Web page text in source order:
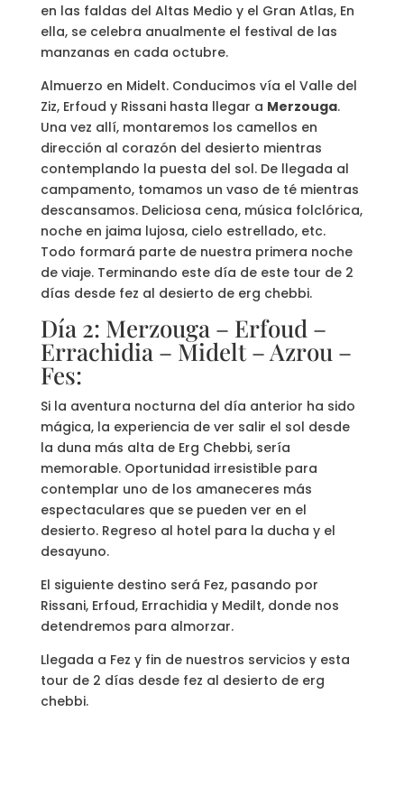
en las faldas del Altas Medio y el Gran Atlas, En
ella, se celebra anualmente el festival de las
manzanas en cada octubre.
Almuerzo en Midelt. Conducimos vía el Valle del
Ziz, Erfoud y Rissani hasta llegar a Merzouga.
Una vez allí, montaremos los camellos en
dirección al corazón del desierto mientras
contemplando la puesta del sol. De llegada al
campamento, tomamos un vaso de té mientras
descansamos. Deliciosa cena, música folclórica,
noche en jaima lujosa, cielo estrellado, etc.
Todo formará parte de nuestra primera noche
de viaje. Terminando este día de este tour de 2
días desde fez al desierto de erg chebbi.
Día 2: Merzouga – Erfoud –
Errachidia – Midelt – Azrou –
Fes:
Si la aventura nocturna del día anterior ha sido
mágica, la experiencia de ver salir el sol desde
la duna más alta de Erg Chebbi, sería
memorable. Oportunidad irresistible para
contemplar uno de los amaneceres más
espectaculares que se pueden ver en el
desierto. Regreso al hotel para la ducha y el
desayuno.
El siguiente destino será Fez, pasando por
Rissani, Erfoud, Errachidia y Medilt, donde nos
detendremos para almorzar.
Llegada a Fez y fin de nuestros servicios y esta
tour de 2 días desde fez al desierto de erg
chebbi.